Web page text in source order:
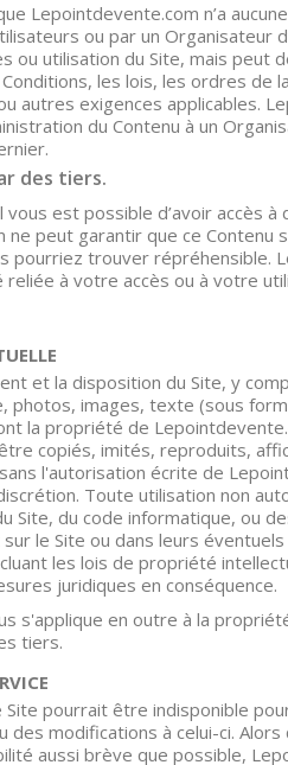
Lepointdevente.com n’a
ou par un Organisateur
ou utilisation du Site, mais peut
les lois, les ordres de
autres exigences applicables.
du Contenu à un
des tiers.
vous est possible d’avoir accès
ne peut garantir que ce
pourriez trouver répréhensible.
à votre accès ou à votre
et la disposition du Site, y
photos, images, texte (sous
la propriété de
copiés, imités, reproduits,
l'autorisation écrite de
Toute utilisation non
Site, du code informatique, ou
le Site ou dans leurs
les lois de propriété
juridiques en conséquence.
s'applique en outre à la
tiers.
pourrait être indisponible
modifications à celui-ci.
aussi brève que possible,